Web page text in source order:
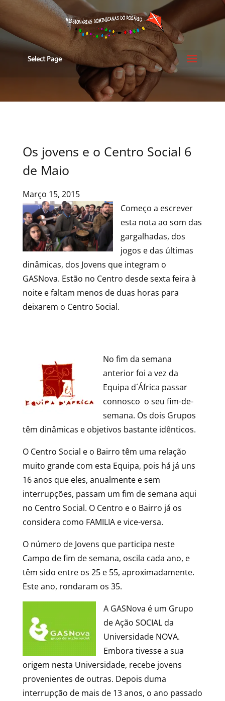
Select Page
Os jovens e o Centro Social 6
de Maio
Março 15, 2015
Começo a escrever
esta nota ao som das
gargalhadas, dos
jogos e das últimas
dinâmicas, dos Jovens que integram o
GASNova. Estão no Centro desde sexta feira à
noite e faltam menos de duas horas para
deixarem o Centro Social.
No fim da semana
anterior foi a vez da
Equipa d´África passar
connosco o seu fim-de-
semana. Os dois Grupos
têm dinâmicas e objetivos bastante idênticos.
O Centro Social e o Bairro têm uma relação
muito grande com esta Equipa, pois há já uns
16 anos que eles, anualmente e sem
interrupções, passam um fim de semana aqui
no Centro Social. O Centro e o Bairro já os
considera como FAMILIA e vice-versa.
O número de Jovens que participa neste
Campo de fim de semana, oscila cada ano, e
têm sido entre os 25 e 55, aproximadamente.
Este ano, rondaram os 35.
A GASNova é um Grupo
de Ação SOCIAL da
Universidade NOVA.
Embora tivesse a sua
origem nesta Universidade, recebe jovens
provenientes de outras. Depois duma
interrupção de mais de 13 anos, o ano passado